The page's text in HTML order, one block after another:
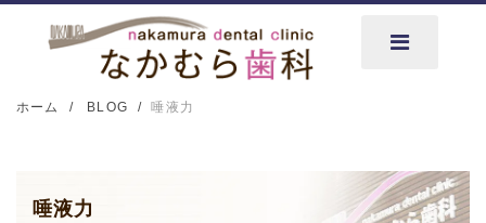
ホーム BLOG 唾液力
唾液力